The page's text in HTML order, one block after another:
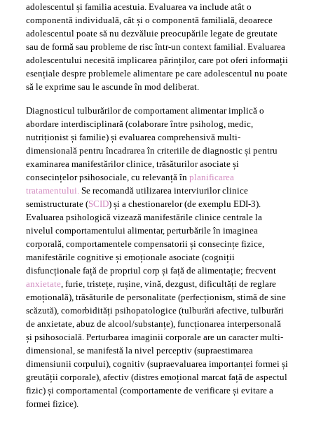
adolescentul și familia acestuia. Evaluarea va include atât o
componentă individuală, cât și o componentă familială, deoarece
adolescentul poate să nu dezvăluie preocupările legate de greutate
sau de formă sau probleme de risc într-un context familial. Evaluarea
adolescentului necesită implicarea părinților, care pot oferi informații
esențiale despre problemele alimentare pe care adolescentul nu poate
să le exprime sau le ascunde în mod deliberat.
Diagnosticul tulburărilor de comportament alimentar implică o
abordare interdisciplinară (colaborare între psiholog, medic,
nutriționist și familie) și evaluarea comprehensivă multi-
dimensională pentru încadrarea în criteriile de diagnostic și pentru
examinarea manifestărilor clinice, trăsăturilor asociate și
consecințelor psihosociale, cu relevanță în planificarea
tratamentului. Se recomandă utilizarea interviurilor clinice
semistructurate (SCID) și a chestionarelor (de exemplu EDI-3).
Evaluarea psihologică vizează manifestările clinice centrale la
nivelul comportamentului alimentar, perturbările în imaginea
corporală, comportamentele compensatorii și consecințe fizice,
manifestările cognitive și emoționale asociate (cogniții
disfuncționale față de propriul corp și față de alimentație; frecvent
anxietate, furie, tristețe, rușine, vină, dezgust, dificultăți de reglare
emoțională), trăsăturile de personalitate (perfecționism, stimă de sine
scăzută), comorbidități psihopatologice (tulburări afective, tulburări
de anxietate, abuz de alcool/substanțe), funcționarea interpersonală
și psihosocială. Perturbarea imaginii corporale are un caracter multi-
dimensional, se manifestă la nivel perceptiv (supraestimarea
dimensiunii corpului), cognitiv (supraevaluarea importanței formei și
greutății corporale), afectiv (distres emoțional marcat față de aspectul
fizic) și comportamental (comportamente de verificare și evitare a
formei fizice).